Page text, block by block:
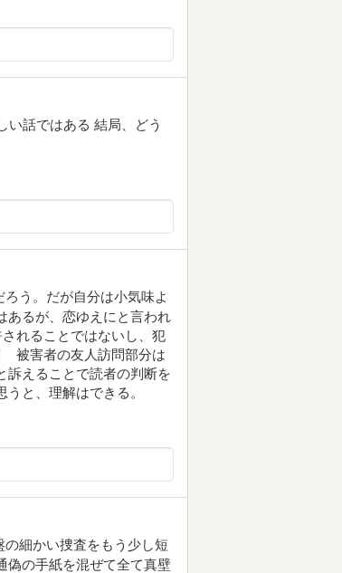
話ではある 結局、どう
う。だが自分は小気味よ
あるが、恋ゆえにと言われ
れることではないし、犯
被害者の友人訪問部分は
訴えることで読者の判断を
と、理解はできる。
細かい捜査をもう少し短
偽の手紙を混ぜて全て真壁